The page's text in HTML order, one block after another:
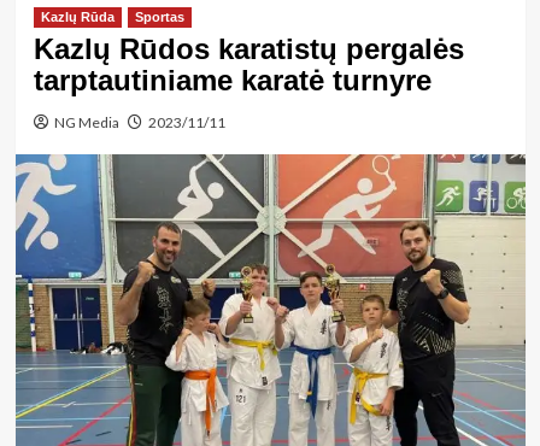
Kazlų Rūda Sportas
Kazlų Rūdos karatistų pergalės
tarptautiniame karatė turnyre
NG Media 2023/11/11